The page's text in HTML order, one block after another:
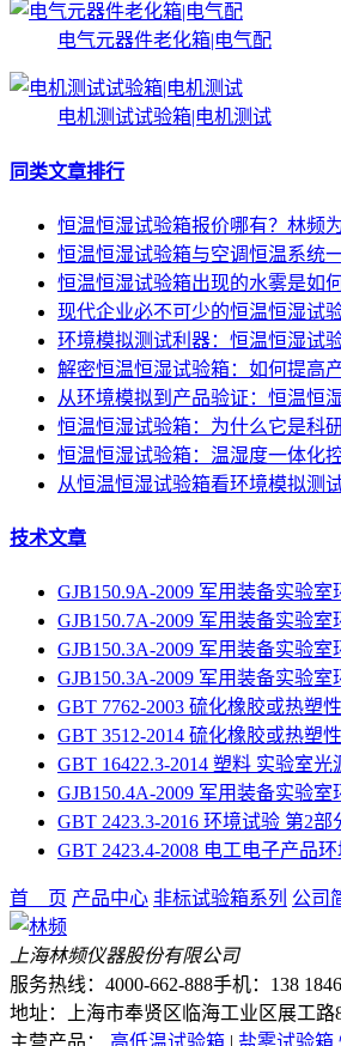
电气元器件老化箱|电气配
电机测试试验箱|电机测试
同类文章排行
恒温恒湿试验箱报价哪有？林频
恒温恒湿试验箱与空调恒温系统
恒温恒湿试验箱出现的水雾是如
现代企业必不可少的恒温恒湿试
环境模拟测试利器：恒温恒湿试
解密恒温恒湿试验箱：如何提高
从环境模拟到产品验证：恒温恒
恒温恒湿试验箱：为什么它是科
恒温恒湿试验箱：温湿度一体化
从恒温恒湿试验箱看环境模拟测
技术文章
GJB150.9A-2009 军用装备实验
GJB150.7A-2009 军用装备实验
GJB150.3A-2009 军用装备实验
GJB150.3A-2009 军用装备实验
GBT 7762-2003 硫化橡胶或热塑
GBT 3512-2014 硫化橡胶或热塑
GBT 16422.3-2014 塑料 实验室
GJB150.4A-2009 军用装备实验
GBT 2423.3-2016 环境试验 第2
GBT 2423.4-2008 电工电子产品
首 页 产品中心 非标试验箱系列 公司
上海林频仪器股份有限公司
服务热线：4000-662-888手机：138
地址：上海市奉贤区临海工业区展工路